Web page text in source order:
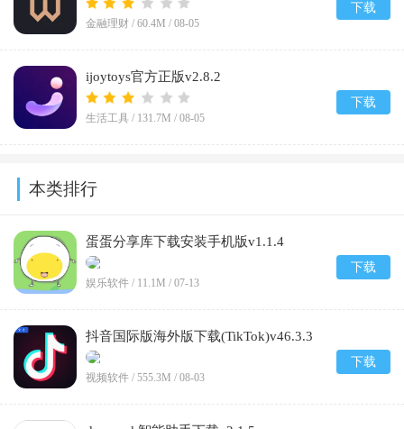
金融理财 / 60.4M / 08-05
下载
ijoytoys官方正版v2.8.2
生活工具 / 131.7M / 08-05
下载
本类排行
蛋蛋分享库下载安装手机版v1.1.4
娱乐软件 / 11.1M / 07-13
下载
抖音国际版海外版下载(TikTok)v46.3.3
视频软件 / 555.3M / 08-03
下载